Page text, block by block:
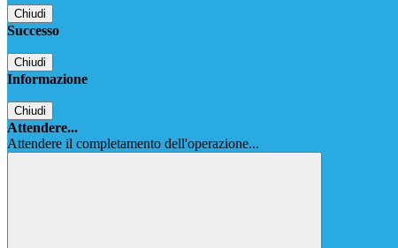
Chiudi
Successo
Chiudi
Informazione
Chiudi
Attendere...
Attendere il completamento dell'operazione...